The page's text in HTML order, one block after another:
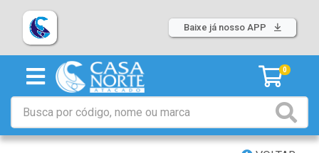
Baixe já nosso APP
0